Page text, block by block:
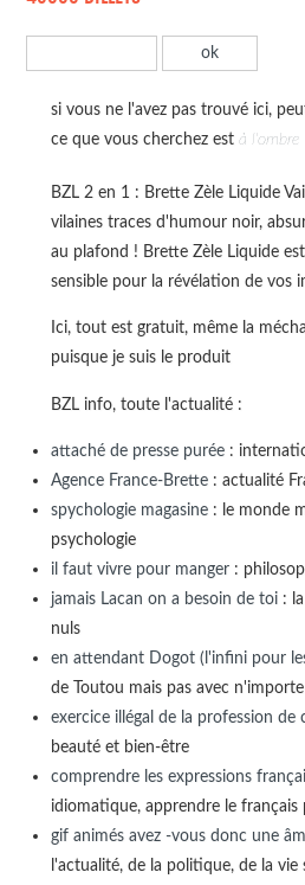
si vous ne l'avez pas trouvé ici,
ce que vous cherchez est à l'ombre
BZL 2 en 1 : Brette Zèle Liquide
vilaines traces d'humour noir,
au plafond ! Brette Zèle Liquide
sensible pour la révélation de vos
Ici, tout est gratuit, même la
puisque je suis le produit
BZL info, toute l'actualité :
attaché de presse purée:
Agence France-Brette: actualité
spychologie magasine: le monde
psychologie
il faut vivre pour manger:
jamais Lacan on a besoin de toi: la
nuls
en attendant Dogot (l'infini pour
de Toutou mais pas avec
exercice illégal de la profession de
beauté et bien-être
comprendre les expressions
idiomatique, apprendre le français
gif animés avez -vous donc une
l'actualité, de la politique, de la vie